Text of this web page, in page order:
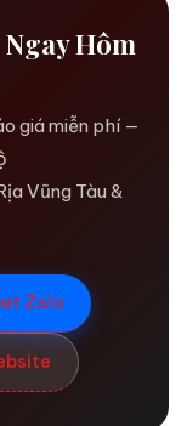
Hôm
giá miễn phí —
Vũng Tàu &
Zalo